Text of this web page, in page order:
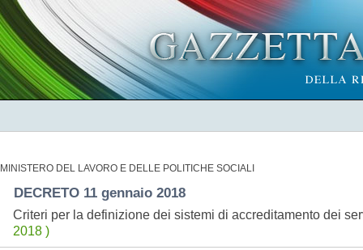
MINISTERO DEL LAVORO E DELLE POLITICHE SOCIALI
DECRETO 11 gennaio 2018
Criteri per la definizione dei sistemi di accreditamento dei
2018 )